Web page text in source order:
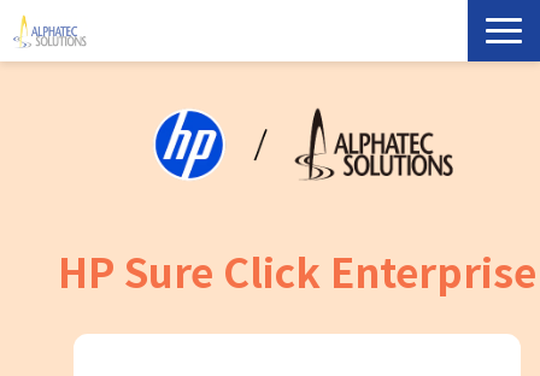
HP Sure Click Enterprise